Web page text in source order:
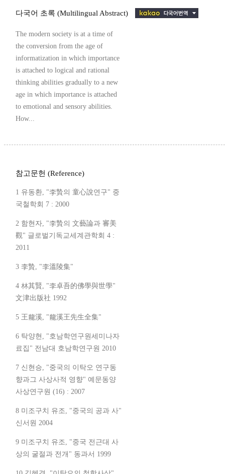
다국어 초록 (Multilingual Abstract)
The modern society is at a time of
the conversion from the age of
informatization in which importance
is attached to logical and rational
thinking abilities gradually to a new
age in which importance is attached
to emotional and sensory abilities.
How...
참고문헌 (Reference)
1 유동환, "李贄의 童心說연구" 중
국철학회 7 : 2000
2 함현자, "李贄의 文藝論과 審美
觀" 글로벌기독교세계관학회 4 :
2011
3 李贄, "李溫陵集"
4 林其賢, "李卓吾的佛學與世學"
文津出版社 1992
5 王龍溪, "龍溪王先生全集"
6 탁양현, "호남학연구원세미나자
료집" 전남대 호남학연구원 2010
7 신현승, "중국의 이탁오 연구동
향과그 사상사적 영향" 예문동양
사상연구원 (16) : 2007
8 미조구치 유조, "중국의 공과 사"
신서원 2004
9 미조구치 유조, "중국 전근대 사
상의 굴절과 전개" 동과서 1999